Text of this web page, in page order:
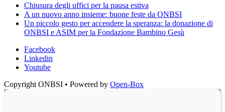
Chiusura degli uffici per la pausa estiva
A un nuovo anno insieme: buone feste da ONBSI
Un piccolo gesto per accendere la speranza: la donazione di
ONBSI e ASIM per la Fondazione Bambino Gesù
Facebook
Linkedin
Youtube
Copyright ONBSI • Powered by Open-Box